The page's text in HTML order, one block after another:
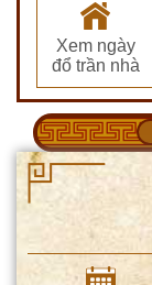
Xem ngày
đổ trần nhà